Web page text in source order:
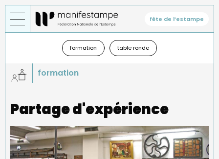
Aller
au
contenu
fête de l’estampe
Général
—
sous-
formation table ronde
formation
Partage d'expérience